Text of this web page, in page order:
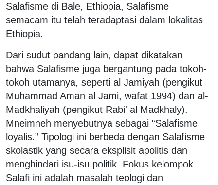
Salafisme di Bale, Ethiopia, Salafisme
semacam itu telah teradaptasi dalam lokalitas
Ethiopia.
Dari sudut pandang lain, dapat dikatakan
bahwa Salafisme juga bergantung pada tokoh-
tokoh utamanya, seperti al Jamiyah (pengikut
Muhammad Aman al Jami, wafat 1994) dan al-
Madkhaliyah (pengikut Rabi' al Madkhaly).
Mneimneh menyebutnya sebagai “Salafisme
loyalis.” Tipologi ini berbeda dengan Salafisme
skolastik yang secara eksplisit apolitis dan
menghindari isu-isu politik. Fokus kelompok
Salafi ini adalah masalah teologi dan